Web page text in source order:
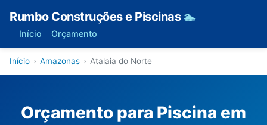
Rumbo Construções e Piscinas 🏊
Início Orçamento
Início › Amazonas › Atalaia do Norte
Orçamento para Piscina em